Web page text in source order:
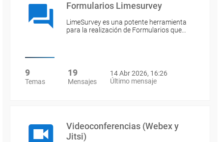
Formularios Limesurvey
LimeSurvey es una potente herramienta
para la realización de Formularios que…
9
Temas
19
Mensajes
14 Abr 2026, 16:26
Último mensaje
Videoconferencias (Webex y
Jitsi)